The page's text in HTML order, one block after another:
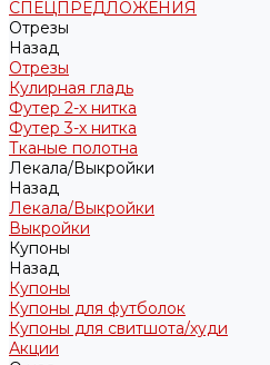
СПЕЦПРЕДЛОЖЕНИЯ
Отрезы
Назад
Отрезы
Кулирная гладь
Футер 2-х нитка
Футер 3-х нитка
Тканые полотна
Лекала/Выкройки
Назад
Лекала/Выкройки
Выкройки
Купоны
Назад
Купоны
Купоны для футболок
Купоны для свитшота/худи
Акции